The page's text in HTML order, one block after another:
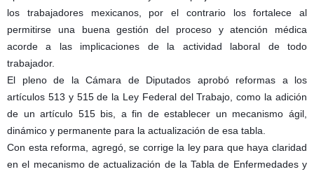
los trabajadores mexicanos, por el contrario los fortalece al
permitirse una buena gestión del proceso y atención médica
acorde a las implicaciones de la actividad laboral de todo
trabajador.
El pleno de la Cámara de Diputados aprobó reformas a los
artículos 513 y 515 de la Ley Federal del Trabajo, como la adición
de un artículo 515 bis, a fin de establecer un mecanismo ágil,
dinámico y permanente para la actualización de esa tabla.
Con esta reforma, agregó, se corrige la ley para que haya claridad
en el mecanismo de actualización de la Tabla de Enfermedades y